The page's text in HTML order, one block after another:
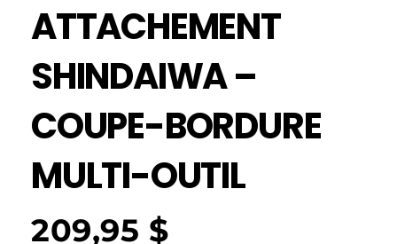
ATTACHEMENT
SHINDAIWA –
COUPE-BORDURE
MULTI-OUTIL
209,95 $